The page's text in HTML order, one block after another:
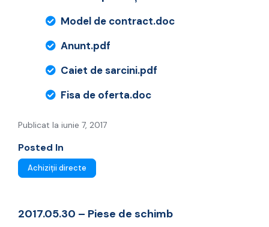
Model de contract.doc
Anunt.pdf
Caiet de sarcini.pdf
Fisa de oferta.doc
Publicat la iunie 7, 2017
Posted In
Achiziții directe
2017.05.30 – Piese de schimb